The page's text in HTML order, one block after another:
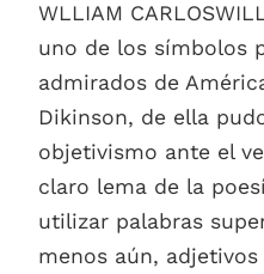
WLLIAM
uno de los símbolos
admirados de
Dikinson, de ella
objetivismo ante el
claro lema de la
utilizar palabras
menos aún,